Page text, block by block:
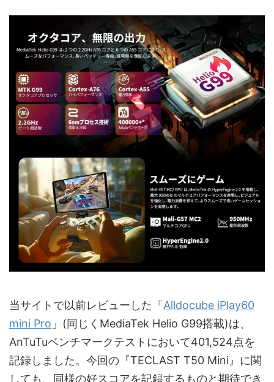
当サイトで以前レビューした「 Alldocube iPlay60
mini Pro 」(同じくMediaTek Helio G99搭載)は、
AnTuTuベンチマークテストにおいて401,524点を
記録しました。今回の『TECLAST T50 Mini』に関
しても、同様の好スコアを記録するものと期待でき